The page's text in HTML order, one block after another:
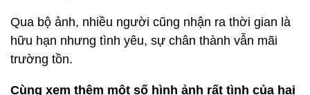
Qua bộ ảnh, nhiều người cũng nhận ra thời gian là
hữu hạn nhưng tình yêu, sự chân thành vẫn mãi
trường tồn.
Cùng xem thêm một số hình ảnh rất tình của hai